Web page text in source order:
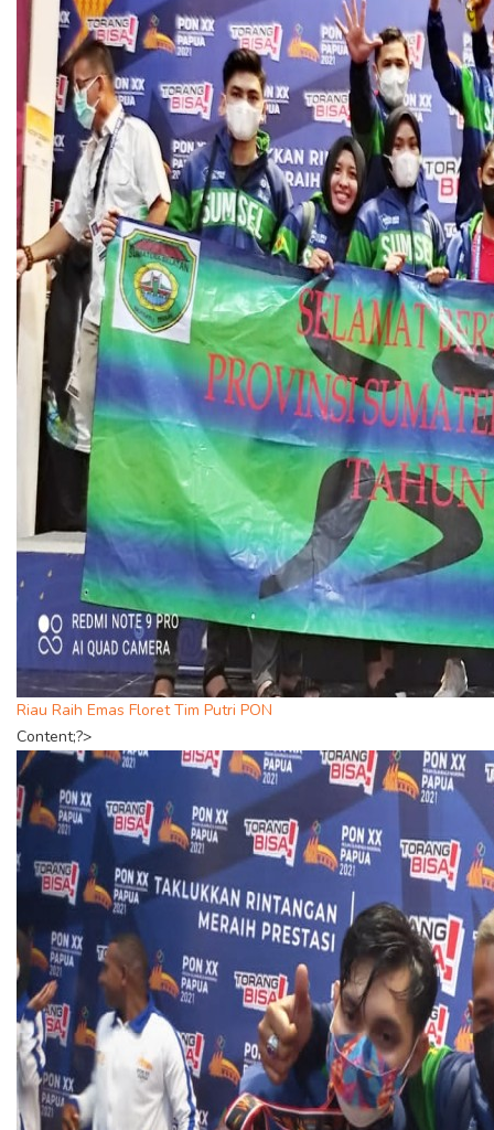
Riau Raih Emas Floret Tim Putri PON
Content;?>